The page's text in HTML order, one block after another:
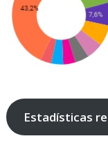
Estadísticas